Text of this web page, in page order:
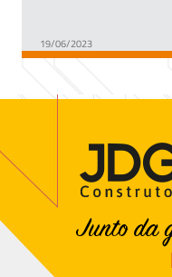
19/06/2023